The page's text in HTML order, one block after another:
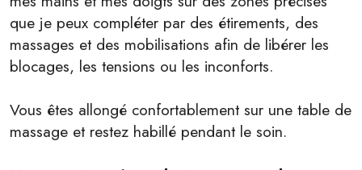
que je peux compléter par des étirements, des
massages et des mobilisations afin de libérer les
blocages, les tensions ou les inconforts.
Vous êtes allongé confortablement sur une table de
massage et restez habillé pendant le soin.